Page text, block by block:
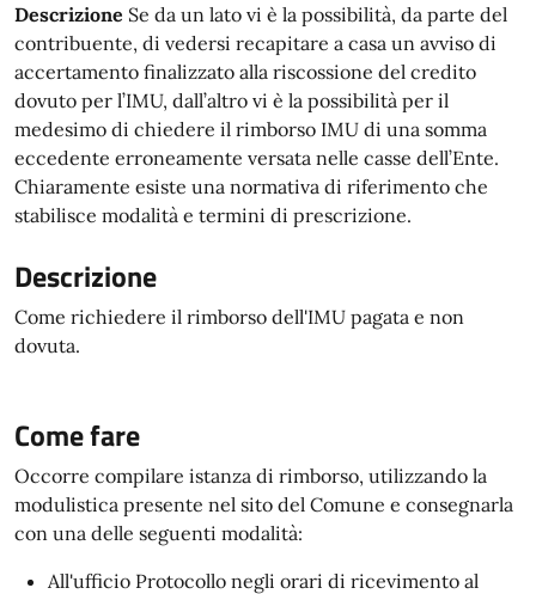
Descrizione Se da un lato vi è la possibilità, da parte del
contribuente, di vedersi recapitare a casa un avviso di
accertamento finalizzato alla riscossione del credito
dovuto per l’IMU, dall’altro vi è la possibilità per il
medesimo di chiedere il rimborso IMU di una somma
eccedente erroneamente versata nelle casse dell’Ente.
Chiaramente esiste una normativa di riferimento che
stabilisce modalità e termini di prescrizione.
Descrizione
Come richiedere il rimborso dell'IMU pagata e non
dovuta.
Come fare
Occorre compilare istanza di rimborso, utilizzando la
modulistica presente nel sito del Comune e consegnarla
con una delle seguenti modalità:
All'ufficio Protocollo negli orari di ricevimento al